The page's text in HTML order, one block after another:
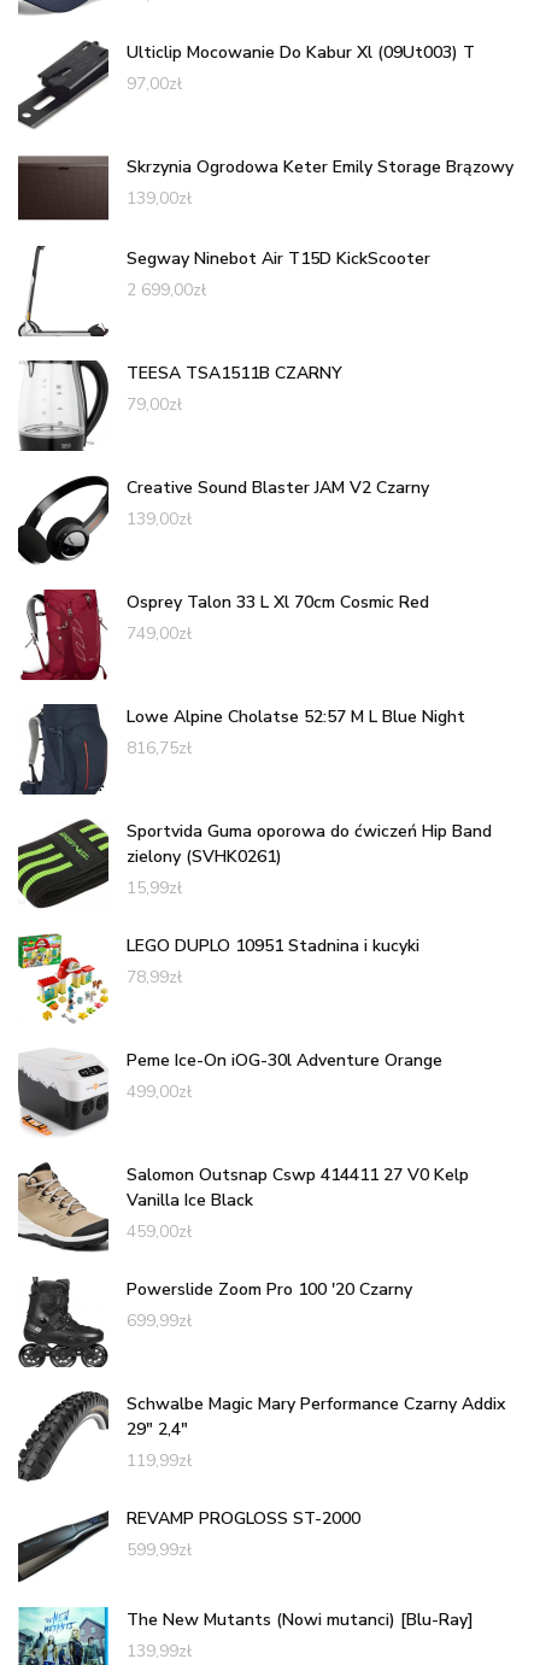
Ulticlip Mocowanie Do Kabur Xl (09Ut003) T
97,00zł
Skrzynia Ogrodowa Keter Emily Storage Brązowy
139,00zł
Segway Ninebot Air T15D KickScooter
2 699,00zł
TEESA TSA1511B CZARNY
79,00zł
Creative Sound Blaster JAM V2 Czarny
139,00zł
Osprey Talon 33 L Xl 70cm Cosmic Red
749,00zł
Lowe Alpine Cholatse 52:57 M L Blue Night
816,75zł
Sportvida Guma oporowa do ćwiczeń Hip Band
zielony (SVHK0261)
15,99zł
LEGO DUPLO 10951 Stadnina i kucyki
78,99zł
Peme Ice-On iOG-30l Adventure Orange
499,00zł
Salomon Outsnap Cswp 414411 27 V0 Kelp
Vanilla Ice Black
459,00zł
Powerslide Zoom Pro 100 '20 Czarny
699,99zł
Schwalbe Magic Mary Performance Czarny Addix
29" 2,4"
119,99zł
REVAMP PROGLOSS ST-2000
599,99zł
The New Mutants (Nowi mutanci) [Blu-Ray]
139,99zł